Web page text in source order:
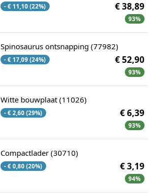
- € 11,10 (22%) € 38,89
93%
Spinosaurus ontsnapping (77982)
- € 17,09 (24%) € 52,90
93%
Witte bouwplaat (11026)
- € 2,60 (29%) € 6,39
93%
Compactlader (30710)
- € 0,80 (20%) € 3,19
94%